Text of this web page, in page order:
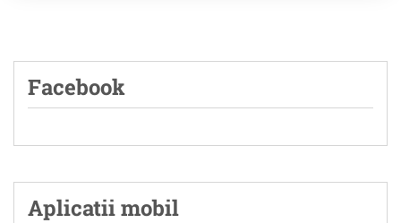
Facebook
Aplicatii mobil